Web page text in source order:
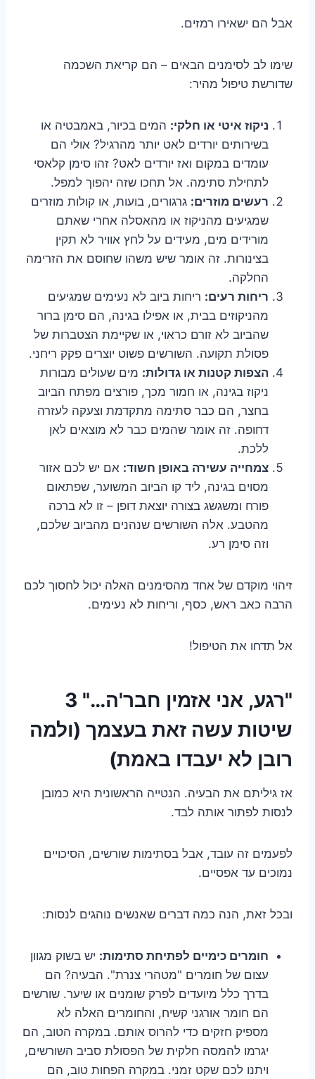
אבל הם ישאירו רמזים.
שימו לב לסימנים הבאים – הם קריאת השכמה
שדורשת טיפול מהיר:
ניקוז איטי או חלקי: המים בכיור, באמבטיה או
בשירותים יורדים לאט יותר מהרגיל? אולי הם
עומדים במקום ואז יורדים לאט? זהו סימן קלאסי
לתחילת סתימה. אל תחכו שזה יהפוך למפל.
רעשים מוזרים: גרגורים, בועות, או קולות מוזרים
שמגיעים מהניקוז או מהאסלה אחרי שאתם
מורידים מים, מעידים על לחץ אוויר לא תקין
בצינורות. זה אומר שיש משהו שחוסם את הזרימה
החלקה.
ריחות רעים: ריחות ביוב לא נעימים שמגיעים
מהניקוזים בבית, או אפילו בגינה, הם סימן ברור
שהביוב לא זורם כראוי, או שקיימת הצטברות של
פסולת תקועה. השורשים פשוט יוצרים פקק ריחני.
הצפות קטנות או גדולות: מים שעולים מבורות
ניקוז בגינה, או חמור מכך, פורצים מפתח הביוב
בחצר, הם כבר סתימה מתקדמת וצעקה לעזרה
דחופה. זה אומר שהמים כבר לא מוצאים לאן
ללכת.
צמחייה עשירה באופן חשוד: אם יש לכם אזור
מסוים בגינה, ליד קו הביוב המשוער, שפתאום
פורח ומשגשג בצורה יוצאת דופן – זו לא ברכה
מהטבע. אלה השורשים שנהנים מהביוב שלכם,
וזה סימן רע.
זיהוי מוקדם של אחד מהסימנים האלה יכול לחסוך לכם
הרבה כאב ראש, כסף, וריחות לא נעימים.
אל תדחו את הטיפול!
"רגע, אני אזמין חבר'ה…" 3
שיטות עשה זאת בעצמך (ולמה
רובן לא יעבדו באמת)
אז גיליתם את הבעיה. הנטייה הראשונית היא כמובן
לנסות לפתור אותה לבד.
לפעמים זה עובד, אבל בסתימות שורשים, הסיכויים
נמוכים עד אפסיים.
ובכל זאת, הנה כמה דברים שאנשים נוהגים לנסות:
חומרים כימיים לפתיחת סתימות: יש בשוק מגוון
עצום של חומרים "מטהרי צנרת". הבעיה? הם
בדרך כלל מיועדים לפרק שומנים או שיער. שורשים
הם חומר אורגני קשיח, והחומרים האלה לא
מספיק חזקים כדי להרוס אותם. במקרה הטוב, הם
יגרמו להמסה חלקית של הפסולת סביב השורשים,
ויתנו לכם שקט זמני. במקרה הפחות טוב, הם